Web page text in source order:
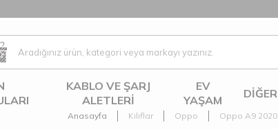
KABLO VE ŞARJ
ALETLERI
EV
YAŞAM
DIĞER
Anasayfa Kılıflar Oppo Oppo A9 2020